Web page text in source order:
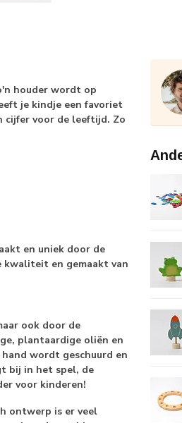
houder wordt op
je kindje een favoriet
cijfer voor de leeftijd. Zo
en uniek door de
en gemaakt van
ook door de
plantaardige oliën en
wordt geschuurd en
bij in het spel, de
voor kinderen!
ontwerp is er veel